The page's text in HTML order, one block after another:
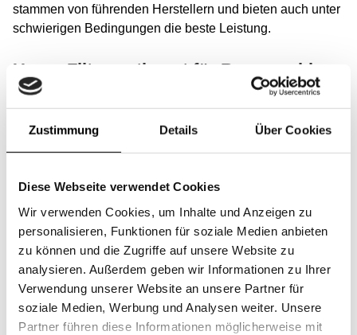
Zustimmung Details Über Cookies
Diese Webseite verwendet Cookies
Wir verwenden Cookies, um Inhalte und Anzeigen zu
personalisieren, Funktionen für soziale Medien anbieten
zu können und die Zugriffe auf unsere Website zu
analysieren. Außerdem geben wir Informationen zu Ihrer
Verwendung unserer Website an unsere Partner für
soziale Medien, Werbung und Analysen weiter. Unsere
Partner führen diese Informationen möglicherweise mit
stammen von führenden Herstellern und bieten auch unter
schwierigen Bedingungen die beste Leistung.
Unser Filtersortiment für Baumaschinen
Eine Baumaschine kann verschiedene Filtertypen haben,
wie z. B.: Luftfilter, Hydraulikfilter, Kühlmittelfilter, Ölfilter,
Kraftstofffilter, AdBlue-Filter, Kabinenfilter, Getriebefilter
Diese Filter helfen, Schmutz, Staub und andere Partikel
aus verschiedenen Teilen der Maschine zu entfernen, um
optimale Leistung und eine längere Lebensdauer
sicherzustellen. Suchen Sie Ihren Filter anhand der
Referenznummer:
Link
Wählen Sie Ihre Baumaschine